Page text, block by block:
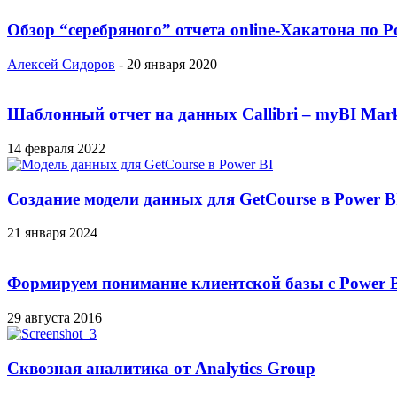
Обзор “серебряного” отчета online-Хакатона по
Алексей Сидоров - 20 января 2020
Шаблонный отчет на данных Callibri – myBI
14 февраля 2022
Создание модели данных для GetCourse в Power
21 января 2024
Формируем понимание клиентской базы с Power
29 августа 2016
Сквозная аналитика от Analytics Group